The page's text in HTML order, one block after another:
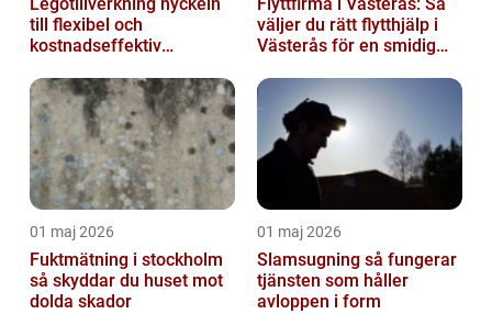
till flexibel och
kostnadseffektiv
väljer du rätt flytthjälp i
Västerås för en smidig
01 maj 2026
Fuktmätning i stockholm
så skyddar du huset mot
dolda skador
01 maj 2026
Slamsugning så fungerar
tjänsten som håller
avloppen i form